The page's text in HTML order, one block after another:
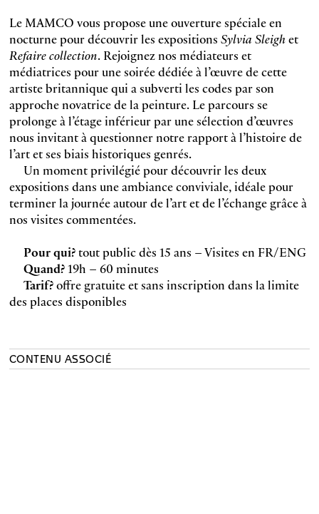
Le MAMCO vous propose une ouverture spéciale en
nocturne pour découvrir les expositions Sylvia Sleighet
Refaire collection. Rejoignez nos médiateurs et
médiatrices pour une soirée dédiée à l’œuvre de cette
artiste britannique qui a subverti les codes par son
approche novatrice de la peinture. Le parcours se
prolonge à l’étage inférieur par une sélection d’œuvres
nous invitant à questionner notre rapport à l’histoire de
l’art et ses biais historiques genrés.
Un moment privilégié pour découvrir les deux
expositions dans une ambiance conviviale, idéale pour
terminer la journée autour de l’art et de l’échange grâce à
nos visites commentées.
Pour qui?tout public dès 15 ans – Visites en FR/ENG
Quand?19h – 60 minutes
Tarif?offre gratuite et sans inscription dans la limite
des places disponibles
CONTENU ASSOCIÉ